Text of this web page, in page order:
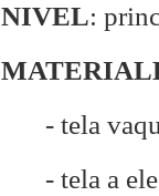
NIVEL:
- tela
- tela a